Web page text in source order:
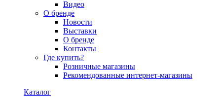
Видео
О бренде
Новости
Выставки
О бренде
Контакты
Где купить?
Розничные магазины
Рекомендованные интернет-магазины
Каталог